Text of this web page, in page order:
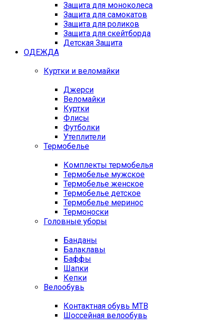
Защита для моноколеса
Защита для самокатов
Защита для роликов
Защита для скейтборда
Детская Защита
ОДЕЖДА
Куртки и веломайки
Джерси
Веломайки
Куртки
Флисы
Футболки
Утеплители
Термобелье
Комплекты термобелья
Термобелье мужское
Термобелье женское
Термобелье детское
Термобелье меринос
Термоноски
Головные уборы
Банданы
Балаклавы
Баффы
Шапки
Кепки
Велообувь
Контактная обувь MTB
Шоссейная велообувь